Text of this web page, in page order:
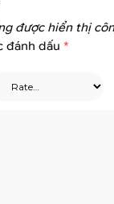
được hiển thị
đánh dấu *